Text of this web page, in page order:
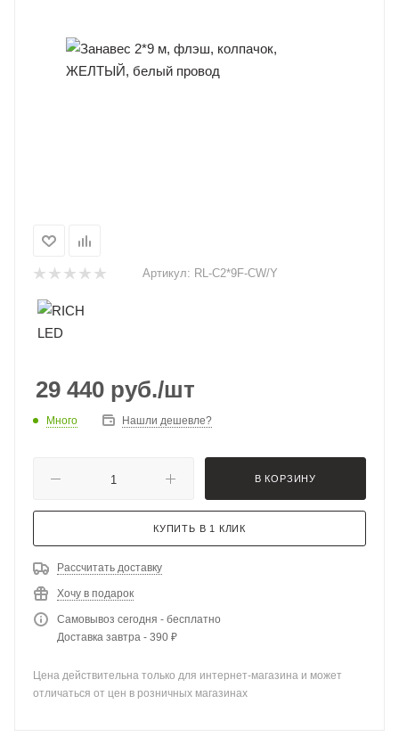
Артикул: RL-C2*9F-CW/Y
29 440 руб./шт
Много Нашли дешевле?
В КОРЗИНУ
КУПИТЬ В 1 КЛИК
Рассчитать доставку
Хочу в подарок
Самовывоз сегодня - бесплатно
Доставка завтра - 390 ₽
Цена действительна только для интернет-магазина и может
отличаться от цен в розничных магазинах